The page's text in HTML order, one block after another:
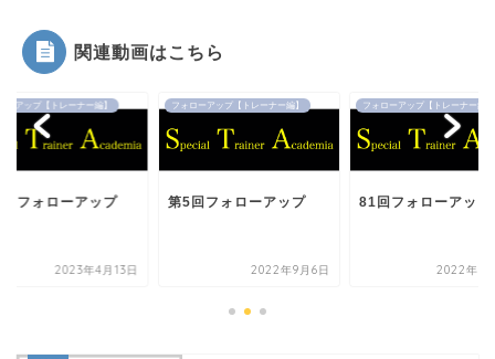
関連動画はこちら
ーアップ【トレーナー編】
フォローアップ
2023年4月13日
フォローアップ【トレーナー編】
第5回フォローアップ
2022年9月6日
フォローアップ【トレーナー編】
81回フォローアップ
2022年9